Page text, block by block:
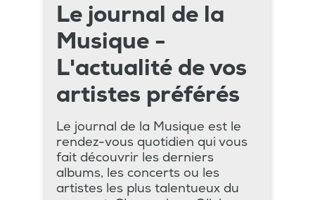
Le journal de la
Musique -
L'actualité de vos
artistes préférés
Le journal de la Musique est le
rendez-vous quotidien qui vous
fait découvrir les derniers
albums, les concerts ou les
artistes les plus talentueux du